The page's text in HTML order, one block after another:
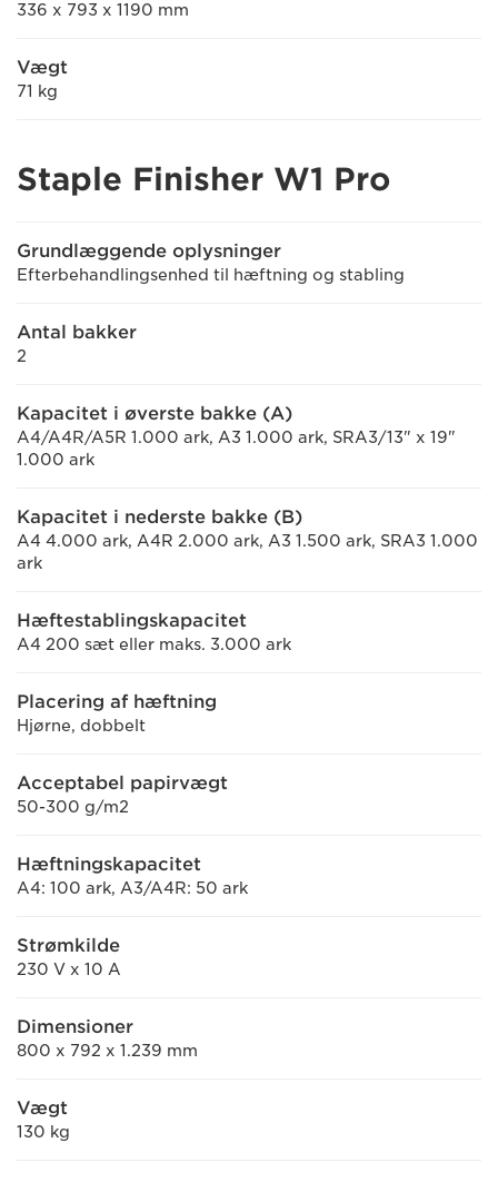
336 x 793 x 1190 mm
Vægt
71 kg
Staple Finisher W1 Pro
Grundlæggende oplysninger
Efterbehandlingsenhed til hæftning og stabling
Antal bakker
2
Kapacitet i øverste bakke (A)
A4/A4R/A5R 1.000 ark, A3 1.000 ark, SRA3/13" x 19"
1.000 ark
Kapacitet i nederste bakke (B)
A4 4.000 ark, A4R 2.000 ark, A3 1.500 ark, SRA3 1.000
ark
Hæftestablingskapacitet
A4 200 sæt eller maks. 3.000 ark
Placering af hæftning
Hjørne, dobbelt
Acceptabel papirvægt
50-300 g/m2
Hæftningskapacitet
A4: 100 ark, A3/A4R: 50 ark
Strømkilde
230 V x 10 A
Dimensioner
800 x 792 x 1.239 mm
Vægt
130 kg